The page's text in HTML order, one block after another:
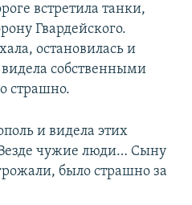
встретила танки,
Гвардейского.
остановилась и
видела собственными
страшно.
и видела этих
чужие люди… Сыну
было страшно за